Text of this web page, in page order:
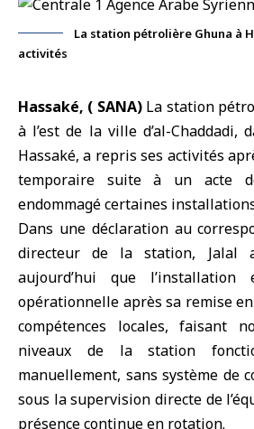
La station pétrolière Ghuna à
activités
Hassaké, ( SANA) La station
à l’est de la ville d’al-Chaddadi,
Hassaké, a repris ses activités
temporaire suite à un acte
endommagé certaines
Dans une déclaration au
directeur de la station, Jalal
aujourd’hui que
opérationnelle après sa remise
compétences locales, faisant
niveaux de la station
manuellement, sans système de
sous la supervision directe de
présence continue en rotation.